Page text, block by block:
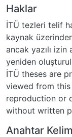
Haklar
İTÜ tezleri telif
kaynak
ancak yazılı
yeniden
İTÜ theses are
viewed from
reproduction or
without written
Anahtar